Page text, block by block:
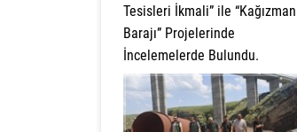
Tesisleri İkmali” ile “Kağızman
Barajı” Projelerinde
İncelemelerde Bulundu.